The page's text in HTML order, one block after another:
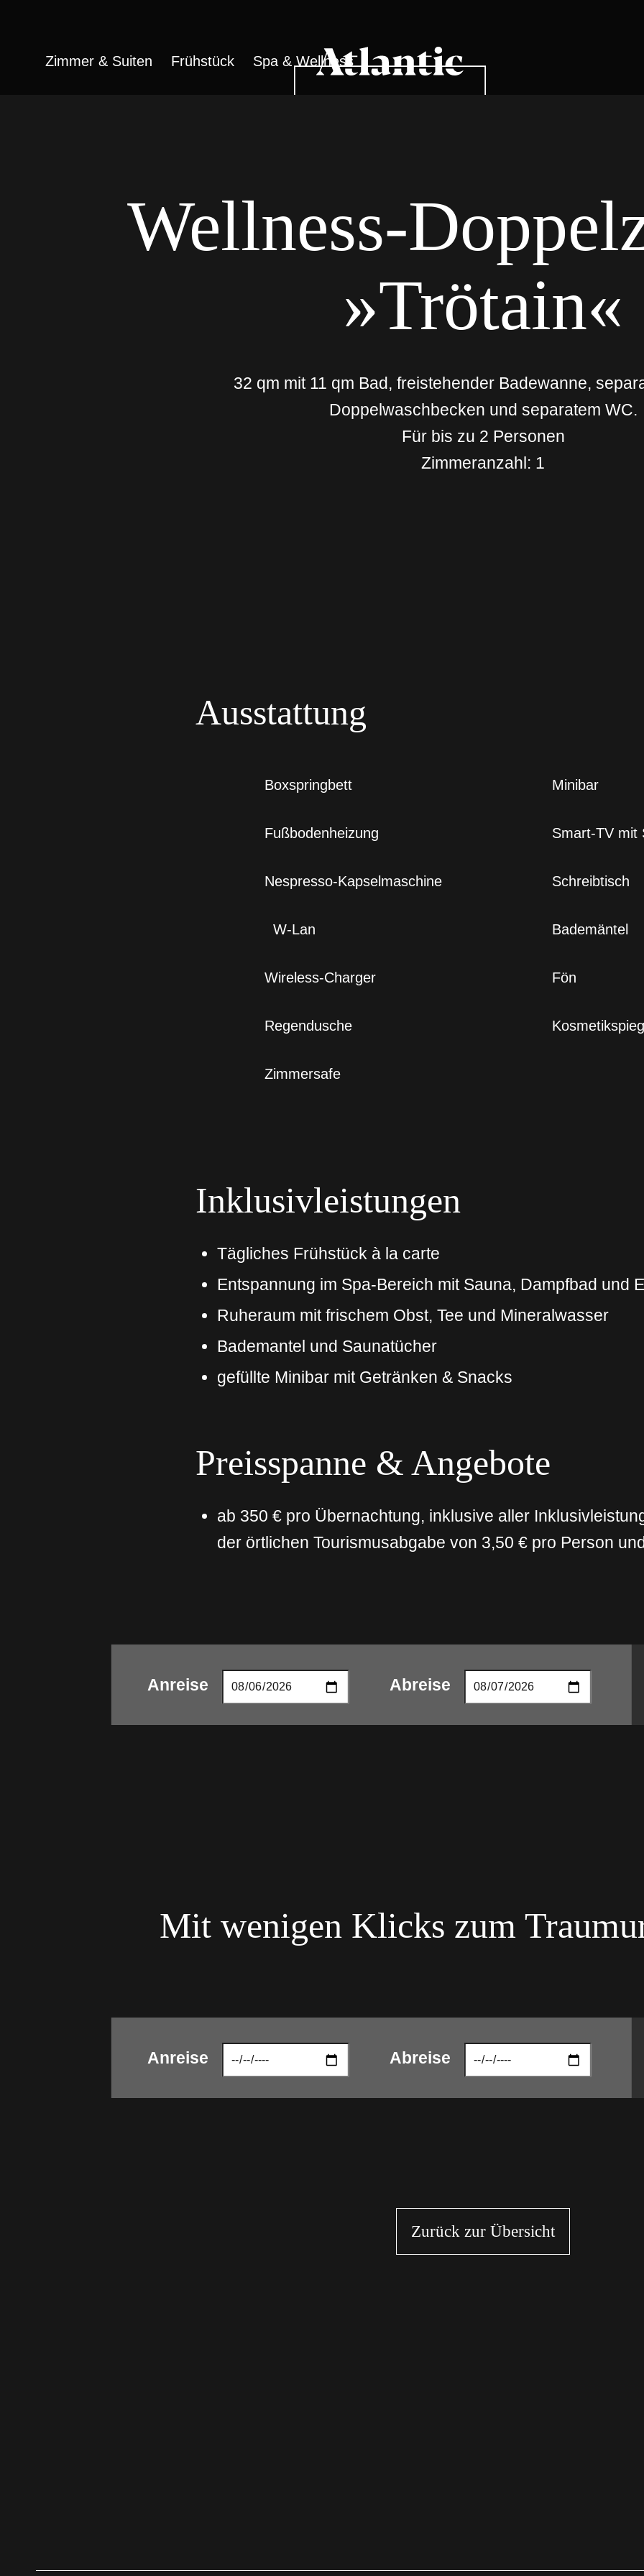
Zimmer & Suiten Frühstück Spa & Wellness
Wellness-
»Trötain«
32 qm mit 11 qm Bad, freistehender Badewanne,
Doppelwaschbecken und separatem WC.
Für bis zu 2 Personen
Zimmeranzahl: 1
Ausstattung
Boxspringbett
Fußbodenheizung
Nespresso-Kapselmaschine
W-Lan
Wireless-Charger
Regendusche
Zimmersafe
Minibar
Smart-TV mit
Schreibtisch
Bademäntel
Fön
Inklusivleistungen
Tägliches Frühstück à la carte
Entspannung im Spa-Bereich mit Sauna, Dampfbad und
Ruheraum mit frischem Obst, Tee und Mineralwasser
Bademantel und Saunatücher
gefüllte Minibar mit Getränken & Snacks
Preisspanne & Angebote
ab 350 € pro Übernachtung, inklusive aller
der örtlichen Tourismusabgabe von 3,50 € pro Person
Anreise Abreise
Mit wenigen Klicks zum
Anreise Abreise
Zurück zur Übersicht